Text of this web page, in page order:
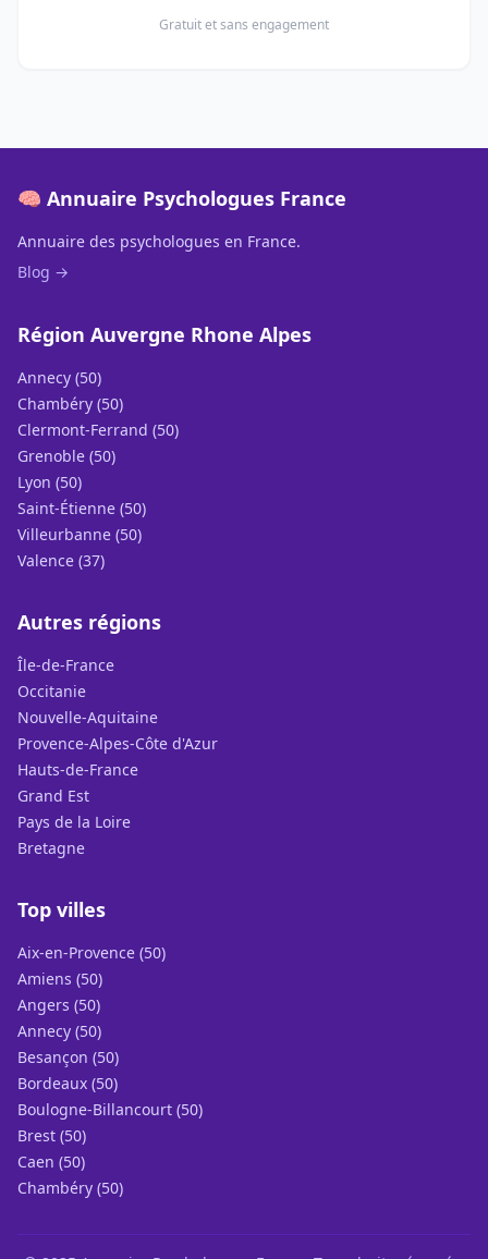
Gratuit et sans engagement
🧠 Annuaire Psychologues France
Annuaire des psychologues en France.
Blog →
Région Auvergne Rhone Alpes
Annecy (50)
Chambéry (50)
Clermont-Ferrand (50)
Grenoble (50)
Lyon (50)
Saint-Étienne (50)
Villeurbanne (50)
Valence (37)
Autres régions
Île-de-France
Occitanie
Nouvelle-Aquitaine
Provence-Alpes-Côte d'Azur
Hauts-de-France
Grand Est
Pays de la Loire
Bretagne
Top villes
Aix-en-Provence (50)
Amiens (50)
Angers (50)
Annecy (50)
Besançon (50)
Bordeaux (50)
Boulogne-Billancourt (50)
Brest (50)
Caen (50)
Chambéry (50)